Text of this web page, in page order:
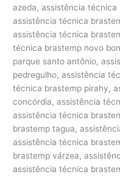
azeda, assistência
assistência técnica
assistência técnica
técnica brastemp novo
parque santo antônio,
pedregulho, assistência
técnica brastemp pirahy,
concórdia, assistência
assistência técnica
brastemp tagua,
assistência técnica
brastemp várzea,
assistência técnica